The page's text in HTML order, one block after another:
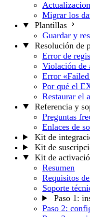
Migrar los
Plantillas
Guardar y
Resolución de
Error de
Violación de
Error
Por qué el
Restaurar el
Referencia y
Preguntas
Enlaces de
Kit de
Kit de
Kit de
Resumen
Requisitos
Soporte
Paso 1:
Paso 2: